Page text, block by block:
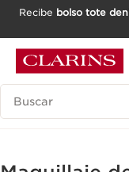
IR AL PIE DE
Recibe bolso tote
Buscar